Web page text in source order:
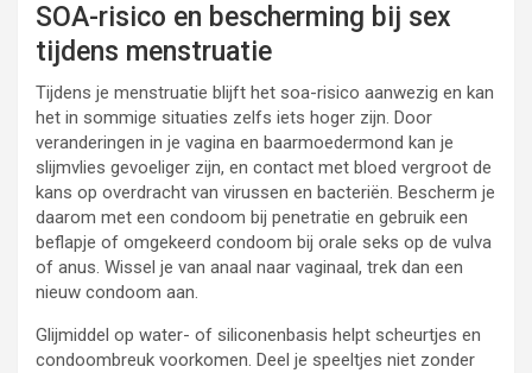
SOA-risico en bescherming bij sex
tijdens menstruatie
Tijdens je menstruatie blijft het soa-risico aanwezig en kan
het in sommige situaties zelfs iets hoger zijn. Door
veranderingen in je vagina en baarmoedermond kan je
slijmvlies gevoeliger zijn, en contact met bloed vergroot de
kans op overdracht van virussen en bacteriën. Bescherm je
daarom met een condoom bij penetratie en gebruik een
beflapje of omgekeerd condoom bij orale seks op de vulva
of anus. Wissel je van anaal naar vaginaal, trek dan een
nieuw condoom aan.
Glijmiddel op water- of siliconenbasis helpt scheurtjes en
condoombreuk voorkomen. Deel je speeltjes niet zonder